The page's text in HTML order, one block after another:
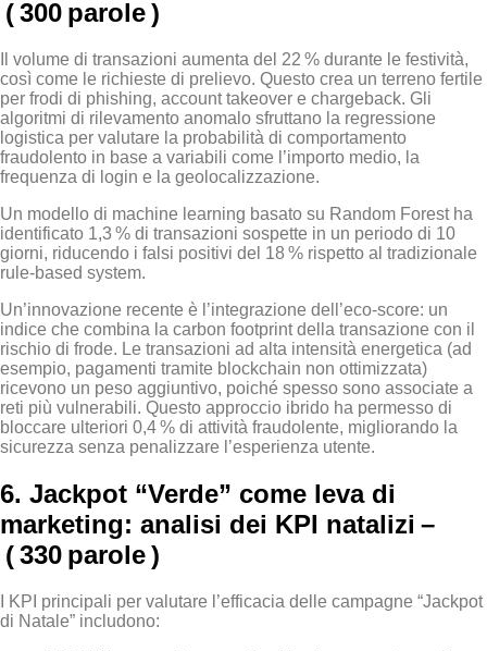
( 300 parole )
Il volume di transazioni aumenta del 22 % durante le festività,
così come le richieste di prelievo. Questo crea un terreno fertile
per frodi di phishing, account takeover e chargeback. Gli
algoritmi di rilevamento anomalo sfruttano la regressione
logistica per valutare la probabilità di comportamento
fraudolento in base a variabili come l’importo medio, la
frequenza di login e la geolocalizzazione.
Un modello di machine learning basato su Random Forest ha
identificato 1,3 % di transazioni sospette in un periodo di 10
giorni, riducendo i falsi positivi del 18 % rispetto al tradizionale
rule‑based system.
Un’innovazione recente è l’integrazione dell’eco‑score: un
indice che combina la carbon footprint della transazione con il
rischio di frode. Le transazioni ad alta intensità energetica (ad
esempio, pagamenti tramite blockchain non ottimizzata)
ricevono un peso aggiuntivo, poiché spesso sono associate a
reti più vulnerabili. Questo approccio ibrido ha permesso di
bloccare ulteriori 0,4 % di attività fraudolente, migliorando la
sicurezza senza penalizzare l’esperienza utente.
6. Jackpot “Verde” come leva di
marketing: analisi dei KPI natalizi –
( 330 parole )
I KPI principali per valutare l’efficacia delle campagne “Jackpot
di Natale” includono: